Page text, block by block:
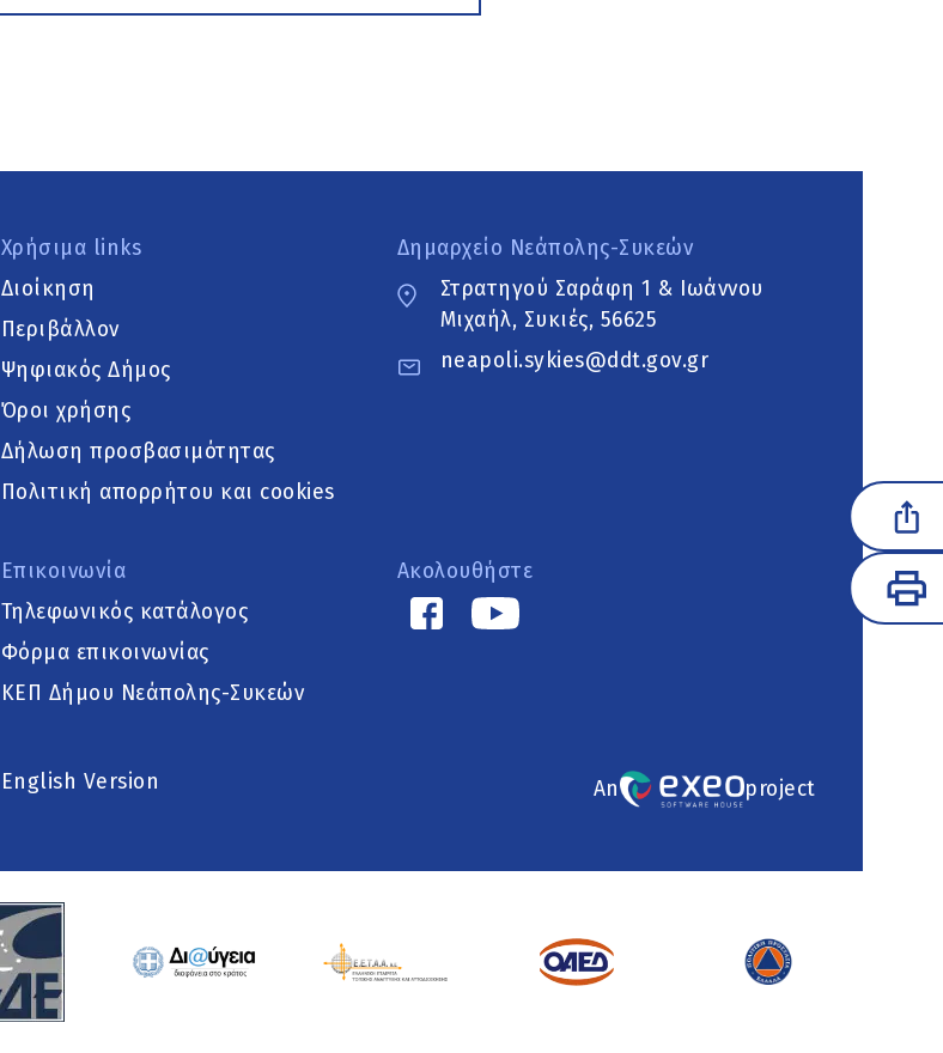
Χρήσιμα links
Διοίκηση
Περιβάλλον
Ψηφιακός Δήμος
Όροι χρήσης
Δήλωση προσβασιμότητας
Πολιτική απορρήτου και cookies
Επικοινωνία
Τηλεφωνικός κατάλογος
Φόρμα επικοινωνίας
ΚΕΠ Δήμου Νεάπολης-Συκεών
Δημαρχείο Νεάπολης-Συκεών
Στρατηγού Σαράφη 1 & Ιωάννου
Μιχαήλ, Συκιές, 56625
neapoli.sykies@ddt.gov.gr
Ακολουθήστε
English Version An project